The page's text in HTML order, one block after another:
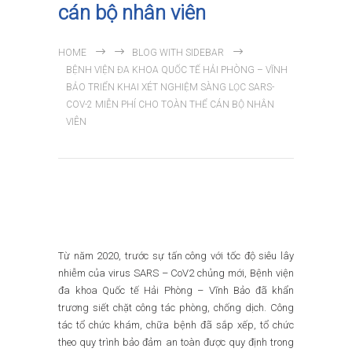
cán bộ nhân viên
HOME
BLOG WITH SIDEBAR
BỆNH VIỆN ĐA KHOA QUỐC TẾ HẢI PHÒNG – VĨNH
BẢO TRIỂN KHAI XÉT NGHIỆM SÀNG LỌC SARS-
COV-2 MIỄN PHÍ CHO TOÀN THỂ CÁN BỘ NHÂN
VIÊN
Từ năm 2020, trước sự tấn công với tốc độ siêu lây
nhiễm của virus SARS – CoV2 chủng mới, Bệnh viện
đa khoa Quốc tế Hải Phòng – Vĩnh Bảo đã khẩn
trương siết chặt công tác phòng, chống dịch. Công
tác tổ chức khám, chữa bệnh đã sắp xếp, tổ chức
theo quy trình bảo đảm an toàn được quy định trong